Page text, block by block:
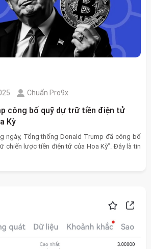
Chuẩn Pro9x
công bố quỹ dự trữ tiền điện tử
Kỳ
ngày, Tổng thống Donald Trump đã công bố
chiến lược tiền điện tử của Hoa Kỳ”. Đây là tin